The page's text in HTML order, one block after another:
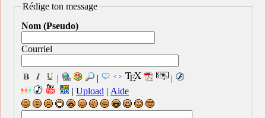
Rédige ton message
Nom (Pseudo)
Courriel
| |
|
| Upload | Aide